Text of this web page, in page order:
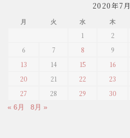
2020年7月
月 火 水 木
1 2
6
7 8 9
13
14 15 16
20
21 22 23
27
28 29 30
« 6月 8月 »